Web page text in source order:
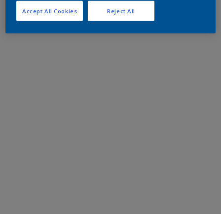
Reject All
Accept All Cookies